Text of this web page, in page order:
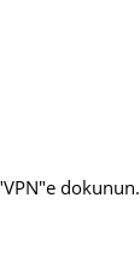
dokunun.